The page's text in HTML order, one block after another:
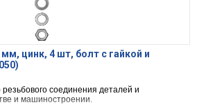
цинк, 4 шт, болт с гайкой и
соединения деталей и
и машиностроении.